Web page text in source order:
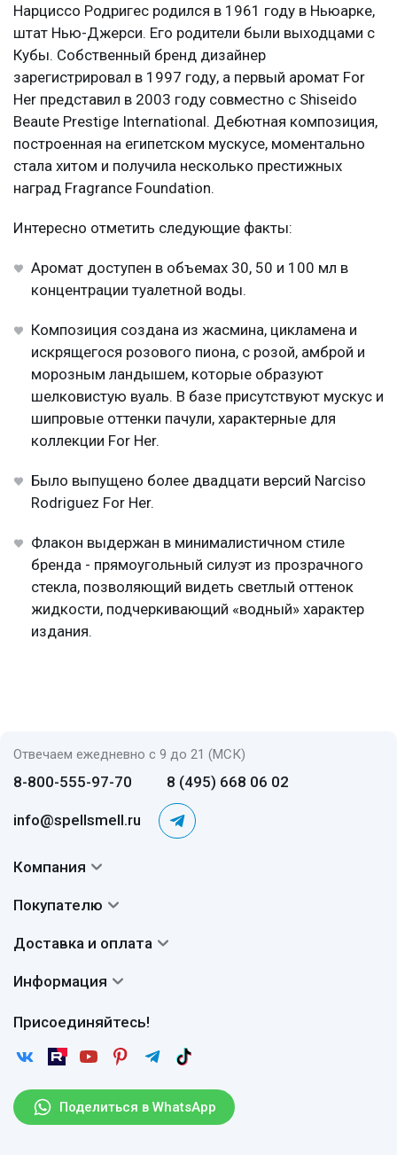
Нарциссо Родригес родился в 1961 году в Ньюарке,
штат Нью-Джерси. Его родители были выходцами с
Кубы. Собственный бренд дизайнер
зарегистрировал в 1997 году, а первый аромат For
Her представил в 2003 году совместно с Shiseido
Beaute Prestige International. Дебютная композиция,
построенная на египетском мускусе, моментально
стала хитом и получила несколько престижных
наград Fragrance Foundation.
Интересно отметить следующие факты:
Аромат доступен в объемах 30, 50 и 100 мл в
концентрации туалетной воды.
Композиция создана из жасмина, цикламена и
искрящегося розового пиона, с розой, амброй и
морозным ландышем, которые образуют
шелковистую вуаль. В базе присутствуют мускус и
шипровые оттенки пачули, характерные для
коллекции For Her.
Было выпущено более двадцати версий Narciso
Rodriguez For Her.
Флакон выдержан в минималистичном стиле
бренда - прямоугольный силуэт из прозрачного
стекла, позволяющий видеть светлый оттенок
жидкости, подчеркивающий «водный» характер
издания.
Отвечаем ежедневно с 9 до 21 (МСК)
8-800-555-97-70 8 (495) 668 06 02
info@spellsmell.ru
Поделиться в WhatsApp
Присоединяйтесь!
Компания
Авторы
Сертификаты
Покупателю
Вопросы и ответы
Отзывы
Статьи
Рассылка
Доставка и оплата
Доставка
Возврат
Информация
Пользовательское соглашение
Защита персональных данных
Правила продажи товаров (Постановление Правительства